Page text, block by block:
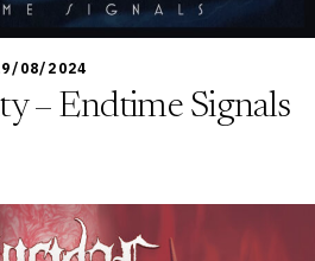
08/2024
– Endtime Signals